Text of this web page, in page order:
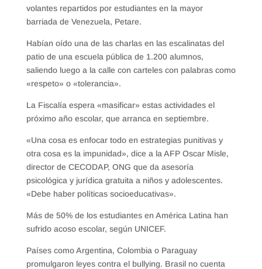
volantes repartidos por estudiantes en la mayor
barriada de Venezuela, Petare.
Habían oído una de las charlas en las escalinatas del
patio de una escuela pública de 1.200 alumnos,
saliendo luego a la calle con carteles con palabras como
«respeto» o «tolerancia».
La Fiscalía espera «masificar» estas actividades el
próximo año escolar, que arranca en septiembre.
«Una cosa es enfocar todo en estrategias punitivas y
otra cosa es la impunidad», dice a la AFP Oscar Misle,
director de CECODAP, ONG que da asesoría
psicológica y jurídica gratuita a niños y adolescentes.
«Debe haber políticas socioeducativas».
Más de 50% de los estudiantes en América Latina han
sufrido acoso escolar, según UNICEF.
Países como Argentina, Colombia o Paraguay
promulgaron leyes contra el bullying. Brasil no cuenta